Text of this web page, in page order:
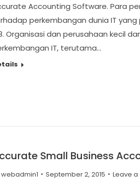
Accounting Software. Para
perkembangan dunia IT
Organisasi dan perusahaan kecil
IT, terutama…
Small Business
webadmin1 September 2, 2015 Leave